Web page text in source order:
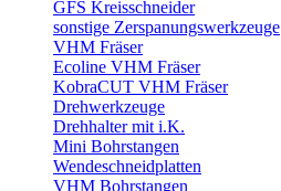
GFS Kreisschneider
sonstige Zerspanungswerkzeuge
VHM Fräser
Ecoline VHM Fräser
KobraCUT VHM Fräser
Drehwerkzeuge
Drehhalter mit i.K.
Mini Bohrstangen
Wendeschneidplatten
VHM Bohrstangen